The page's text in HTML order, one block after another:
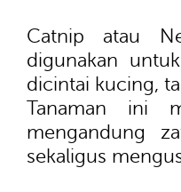
Catnip atau
digunakan
dicintai kucing,
Tanaman ini
mengandung
sekaligus